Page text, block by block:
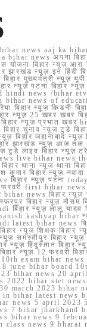
news aaj ka bihar
bihar news अपना
बिहार न्यूज़ आरा
न्यूज़ इन हिंदी
मुख्यमंत्री न्यूज़ यूपी
न्यूज़ पटना बिहार
hd hindi news /
bihar news of
बिहार न्यूज़ किडनी
न्यूज़ 25 खबर खबर
बिहार न्यूज़ प्रभात
बिहार चुनाव न्यूज़ टुडे
जहानाबाद न्यूज़
झारखंड न्यूज़ आज
बिहार न्यूज़ ट्रेन
live bihar news
थाना न्यूज़ थाना
कुमार बिहार न्यूज़
न्यूज़ पटना
first bihar news
bihar news बिहार
बिहार न्यूज़ मौसम
न्यूज़ लालू यादव
kashyap bihar
bihar news
न्यूज़ शिक्षक बिहार
बिहार न्यूज़
हिंदुस्तान बिहार
बिहार न्यूज़ 12
exam bihar
june bihar board
bihar news 20
bihar stet
march 2023 bihar
bihar latest news
news 5 april
7 bihar jharkhand
bihar news 9
news 9